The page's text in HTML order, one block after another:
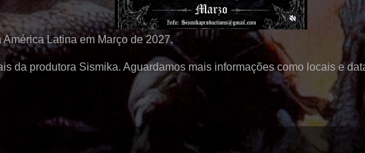
Latina em Março de 2027.
da produtora Sismika. Aguardamos mais informações como locais e